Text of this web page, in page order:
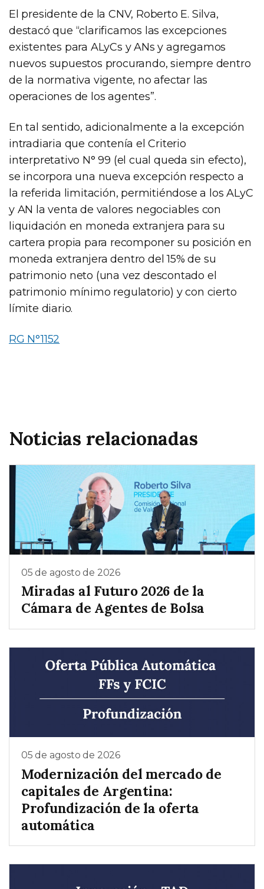
El presidente de la CNV, Roberto E. Silva,
destacó que “clarificamos las excepciones
existentes para ALyCs y ANs y agregamos
nuevos supuestos procurando, siempre dentro
de la normativa vigente, no afectar las
operaciones de los agentes”.
En tal sentido, adicionalmente a la excepción
intradiaria que contenía el Criterio
interpretativo N° 99 (el cual queda sin efecto),
se incorpora una nueva excepción respecto a
la referida limitación, permitiéndose a los ALyC
y AN la venta de valores negociables con
liquidación en moneda extranjera para su
cartera propia para recomponer su posición en
moneda extranjera dentro del 15% de su
patrimonio neto (una vez descontado el
patrimonio mínimo regulatorio) y con cierto
límite diario.
RG N°1152
Noticias relacionadas
05 de agosto de 2026
Miradas al Futuro 2026 de la
Cámara de Agentes de Bolsa
05 de agosto de 2026
Modernización del mercado de
capitales de Argentina:
Profundización de la oferta
automática